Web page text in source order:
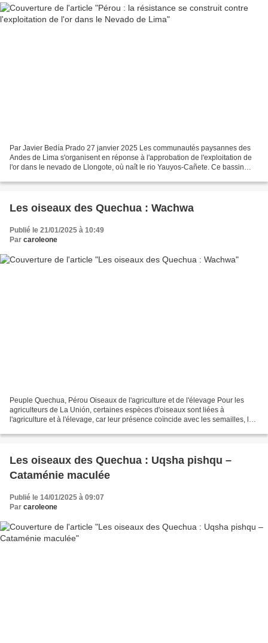
Par Javier Bedía Prado 27 janvier 2025 Les communautés paysannes des
Andes de Lima s'organisent en réponse à l'approbation de l'exploitation de
l'or dans le nevado de Llongote, où naît le rio Yauyos-Cañete. Ce bassin
Les oiseaux des Quechua : Wachwa
Publié le 21/01/2025 à 10:49
Par caroleone
Peuple Quechua, Pérou Oiseaux de l'agriculture et de l'élevage Pour les
agriculteurs de La Unión, certaines espèces d'oiseaux sont liées à
l'agriculture et à l'élevage, car leur présence coïncide avec les semailles, la
Les oiseaux des Quechua : Uqsha pishqu –
Cataménie maculée
Publié le 14/01/2025 à 09:07
Par caroleone